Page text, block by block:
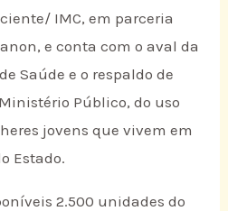
IMC, em parceria
e conta com o aval da
Saúde e o respaldo de
Público, do uso
jovens que vivem em
Estado.
2.500 unidades do